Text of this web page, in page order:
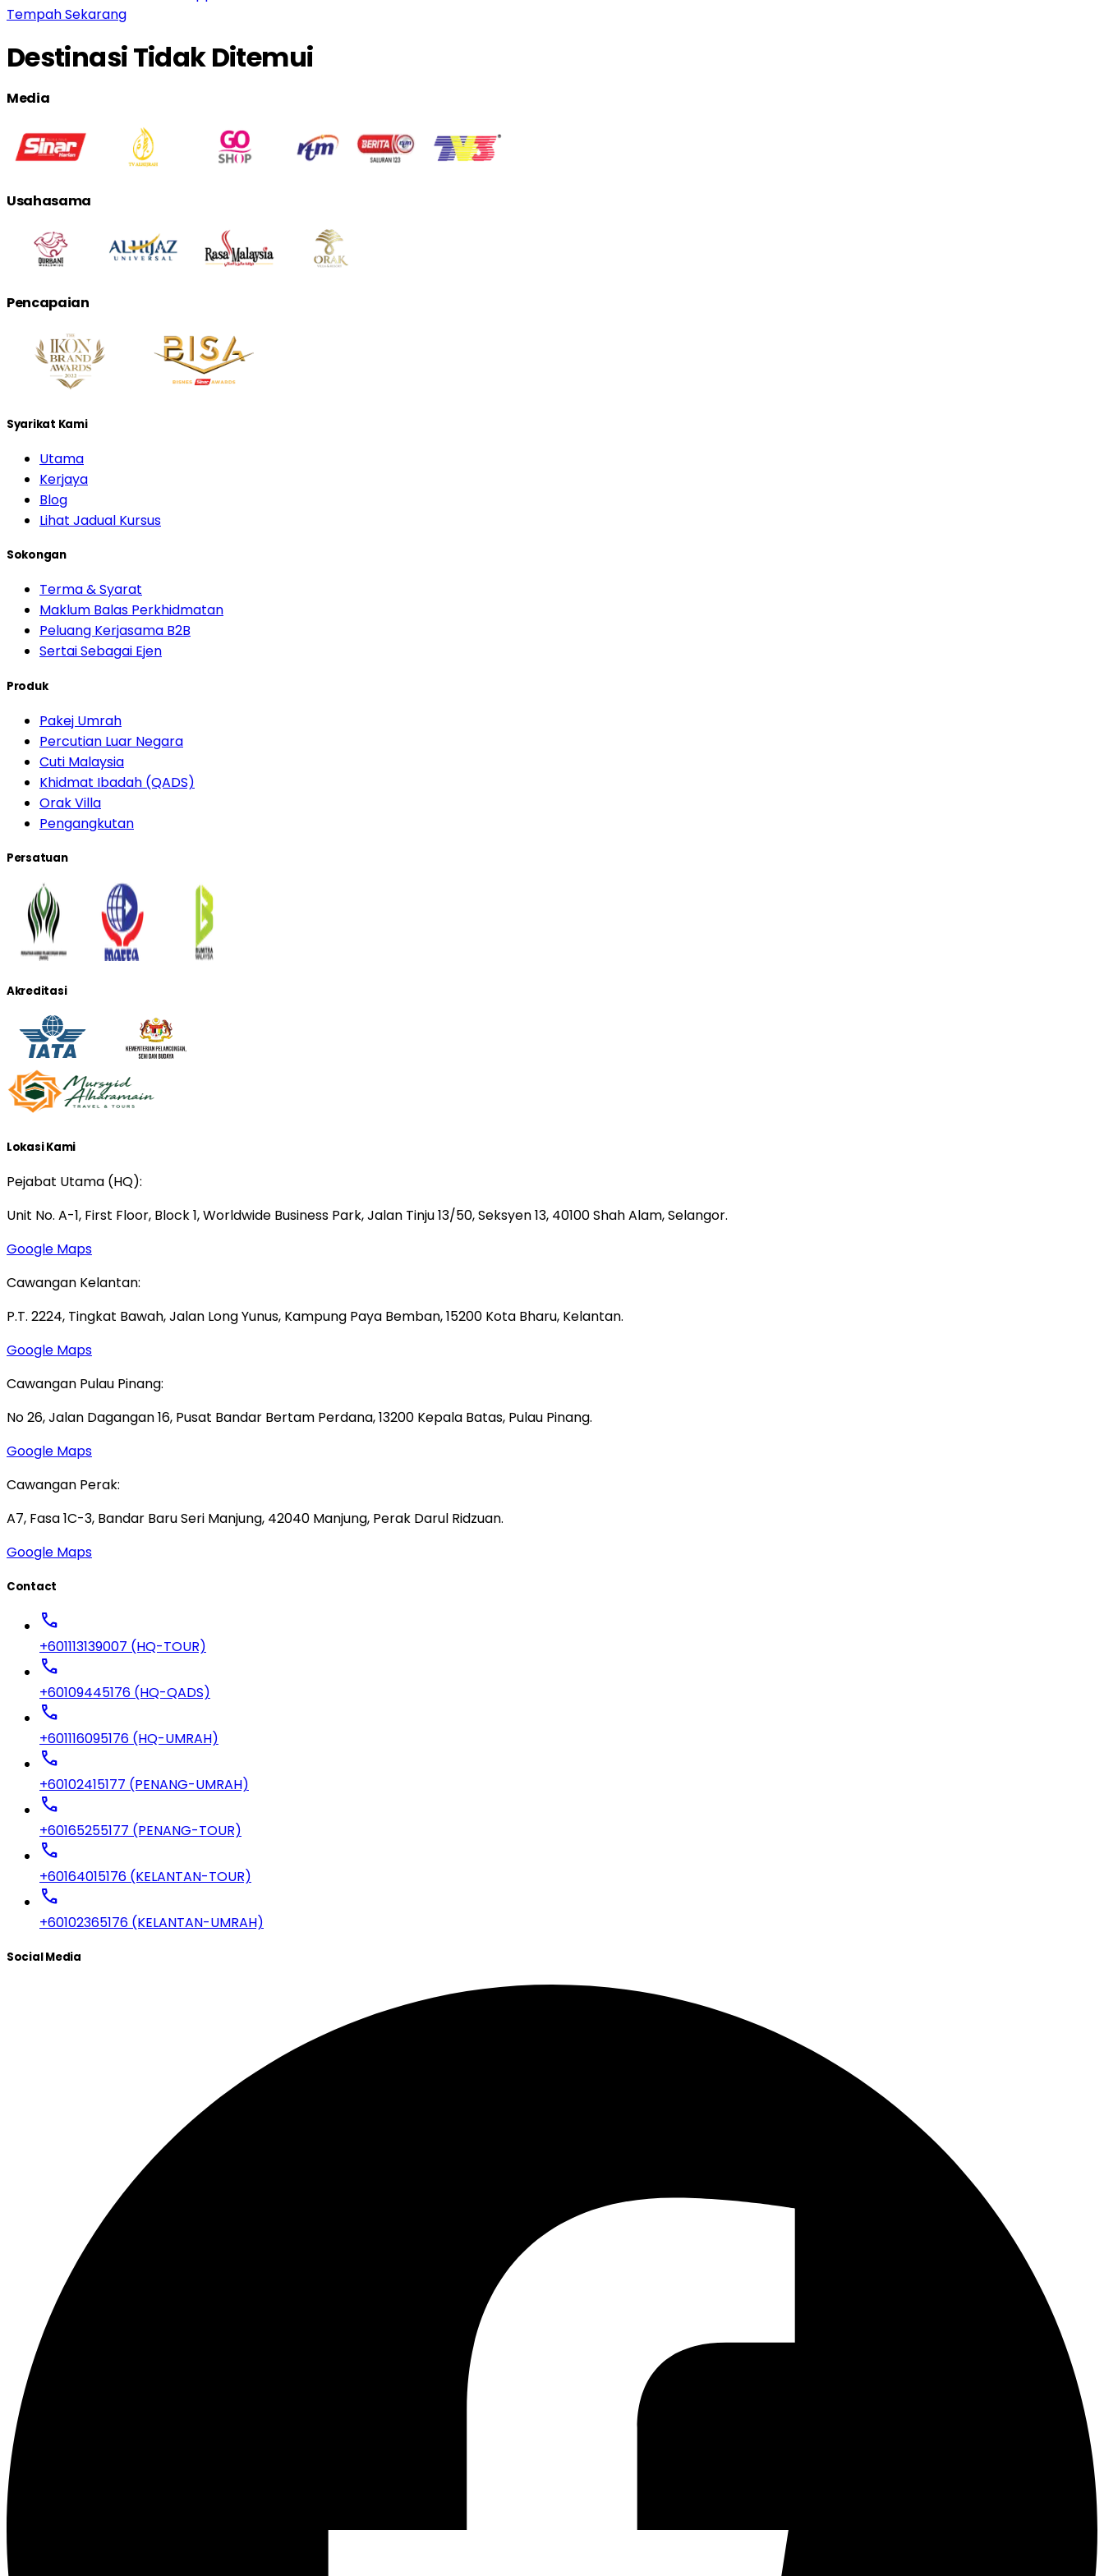
Tempah Sekarang
Destinasi Tidak Ditemui
Media
Usahasama
Pencapaian
Syarikat Kami
Utama
Kerjaya
Blog
Lihat Jadual Kursus
Sokongan
Terma & Syarat
Maklum Balas Perkhidmatan
Peluang Kerjasama B2B
Sertai Sebagai Ejen
Produk
Pakej Umrah
Percutian Luar Negara
Cuti Malaysia
Khidmat Ibadah (QADS)
Orak Villa
Pengangkutan
Persatuan
Akreditasi
Lokasi Kami
Pejabat Utama (HQ):
Unit No. A-1, First Floor, Block 1, Worldwide Business Park, Jalan Tinju 13/50, Seksyen 13, 40100 Shah Alam, Selangor.
Google Maps
Cawangan Kelantan:
P.T. 2224, Tingkat Bawah, Jalan Long Yunus, Kampung Paya Bemban, 15200 Kota Bharu, Kelantan.
Google Maps
Cawangan Pulau Pinang:
No 26, Jalan Dagangan 16, Pusat Bandar Bertam Perdana, 13200 Kepala Batas, Pulau Pinang.
Google Maps
Cawangan Perak:
A7, Fasa 1C-3, Bandar Baru Seri Manjung, 42040 Manjung, Perak Darul Ridzuan.
Google Maps
Contact
call
+601113139007 (HQ-TOUR)
call
+60109445176 (HQ-QADS)
call
+601116095176 (HQ-UMRAH)
call
+60102415177 (PENANG-UMRAH)
call
+60165255177 (PENANG-TOUR)
call
+60164015176 (KELANTAN-TOUR)
call
+60102365176 (KELANTAN-UMRAH)
Social Media